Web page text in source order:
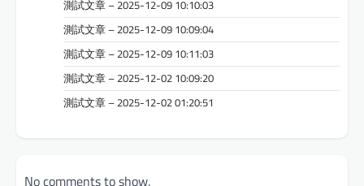
測試文章 – 2025-12-09 10:10:03
測試文章 – 2025-12-09 10:09:04
測試文章 – 2025-12-09 10:11:03
測試文章 – 2025-12-02 10:09:20
測試文章 – 2025-12-02 01:20:51
No comments to show.